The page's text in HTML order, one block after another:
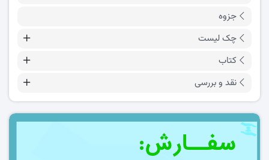
جزوه
چک لیست
کتاب
نقد و بررسی